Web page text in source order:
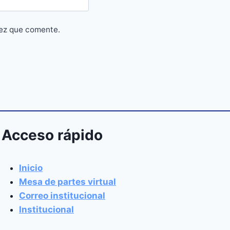
que comente.
Acceso rápido
Inicio
Mesa de partes virtual
Correo institucional
Institucional